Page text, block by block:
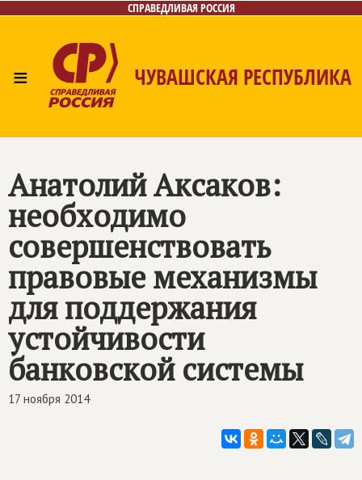
СПРАВЕДЛИВАЯ РОССИЯ
≡ ЧУВАШСКАЯ РЕСПУБЛИКА
Контакты
Анатолий Аксаков:
необходимо
совершенствовать
правовые механизмы
для поддержания
устойчивости
банковской системы
17 ноября 2014